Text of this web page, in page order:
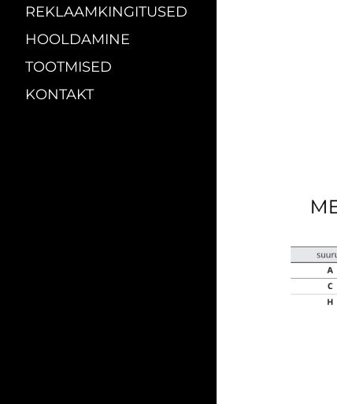
REKLAAMKINGITUSED
HOOLDAMINE
TOOTMISED
KONTAKT